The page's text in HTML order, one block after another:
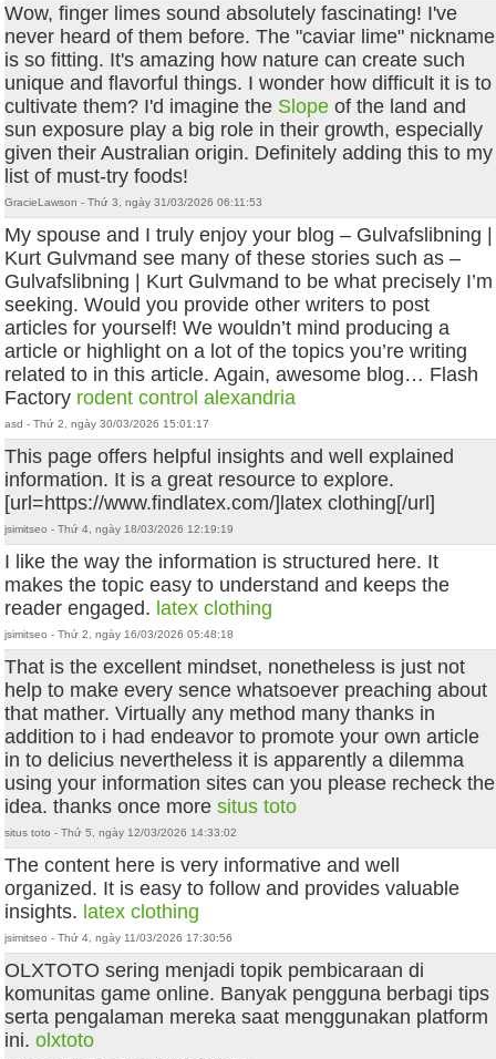
Wow, finger limes sound absolutely fascinating! I've
never heard of them before. The "caviar lime" nickname
is so fitting. It's amazing how nature can create such
unique and flavorful things. I wonder how difficult it is to
cultivate them? I'd imagine the Slope of the land and
sun exposure play a big role in their growth, especially
given their Australian origin. Definitely adding this to my
list of must-try foods!
GracieLawson - Thứ 3, ngày 31/03/2026 06:11:53
My spouse and I truly enjoy your blog – Gulvafslibning |
Kurt Gulvmand see many of these stories such as –
Gulvafslibning | Kurt Gulvmand to be what precisely I’m
seeking. Would you provide other writers to post
articles for yourself! We wouldn’t mind producing a
article or highlight on a lot of the topics you’re writing
related to in this article. Again, awesome blog… Flash
Factory rodent control alexandria
asd - Thứ 2, ngày 30/03/2026 15:01:17
This page offers helpful insights and well explained
information. It is a great resource to explore.
[url=https://www.findlatex.com/]latex clothing[/url]
jsimitseo - Thứ 4, ngày 18/03/2026 12:19:19
I like the way the information is structured here. It
makes the topic easy to understand and keeps the
reader engaged. latex clothing
jsimitseo - Thứ 2, ngày 16/03/2026 05:48:18
That is the excellent mindset, nonetheless is just not
help to make every sence whatsoever preaching about
that mather. Virtually any method many thanks in
addition to i had endeavor to promote your own article
in to delicius nevertheless it is apparently a dilemma
using your information sites can you please recheck the
idea. thanks once moresitus toto
situs toto - Thứ 5, ngày 12/03/2026 14:33:02
The content here is very informative and well
organized. It is easy to follow and provides valuable
insights. latex clothing
jsimitseo - Thứ 4, ngày 11/03/2026 17:30:56
OLXTOTO sering menjadi topik pembicaraan di
komunitas game online. Banyak pengguna berbagi tips
serta pengalaman mereka saat menggunakan platform
ini.olxtoto